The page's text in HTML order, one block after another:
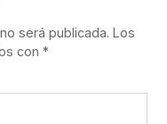
será publicada. Los
con*